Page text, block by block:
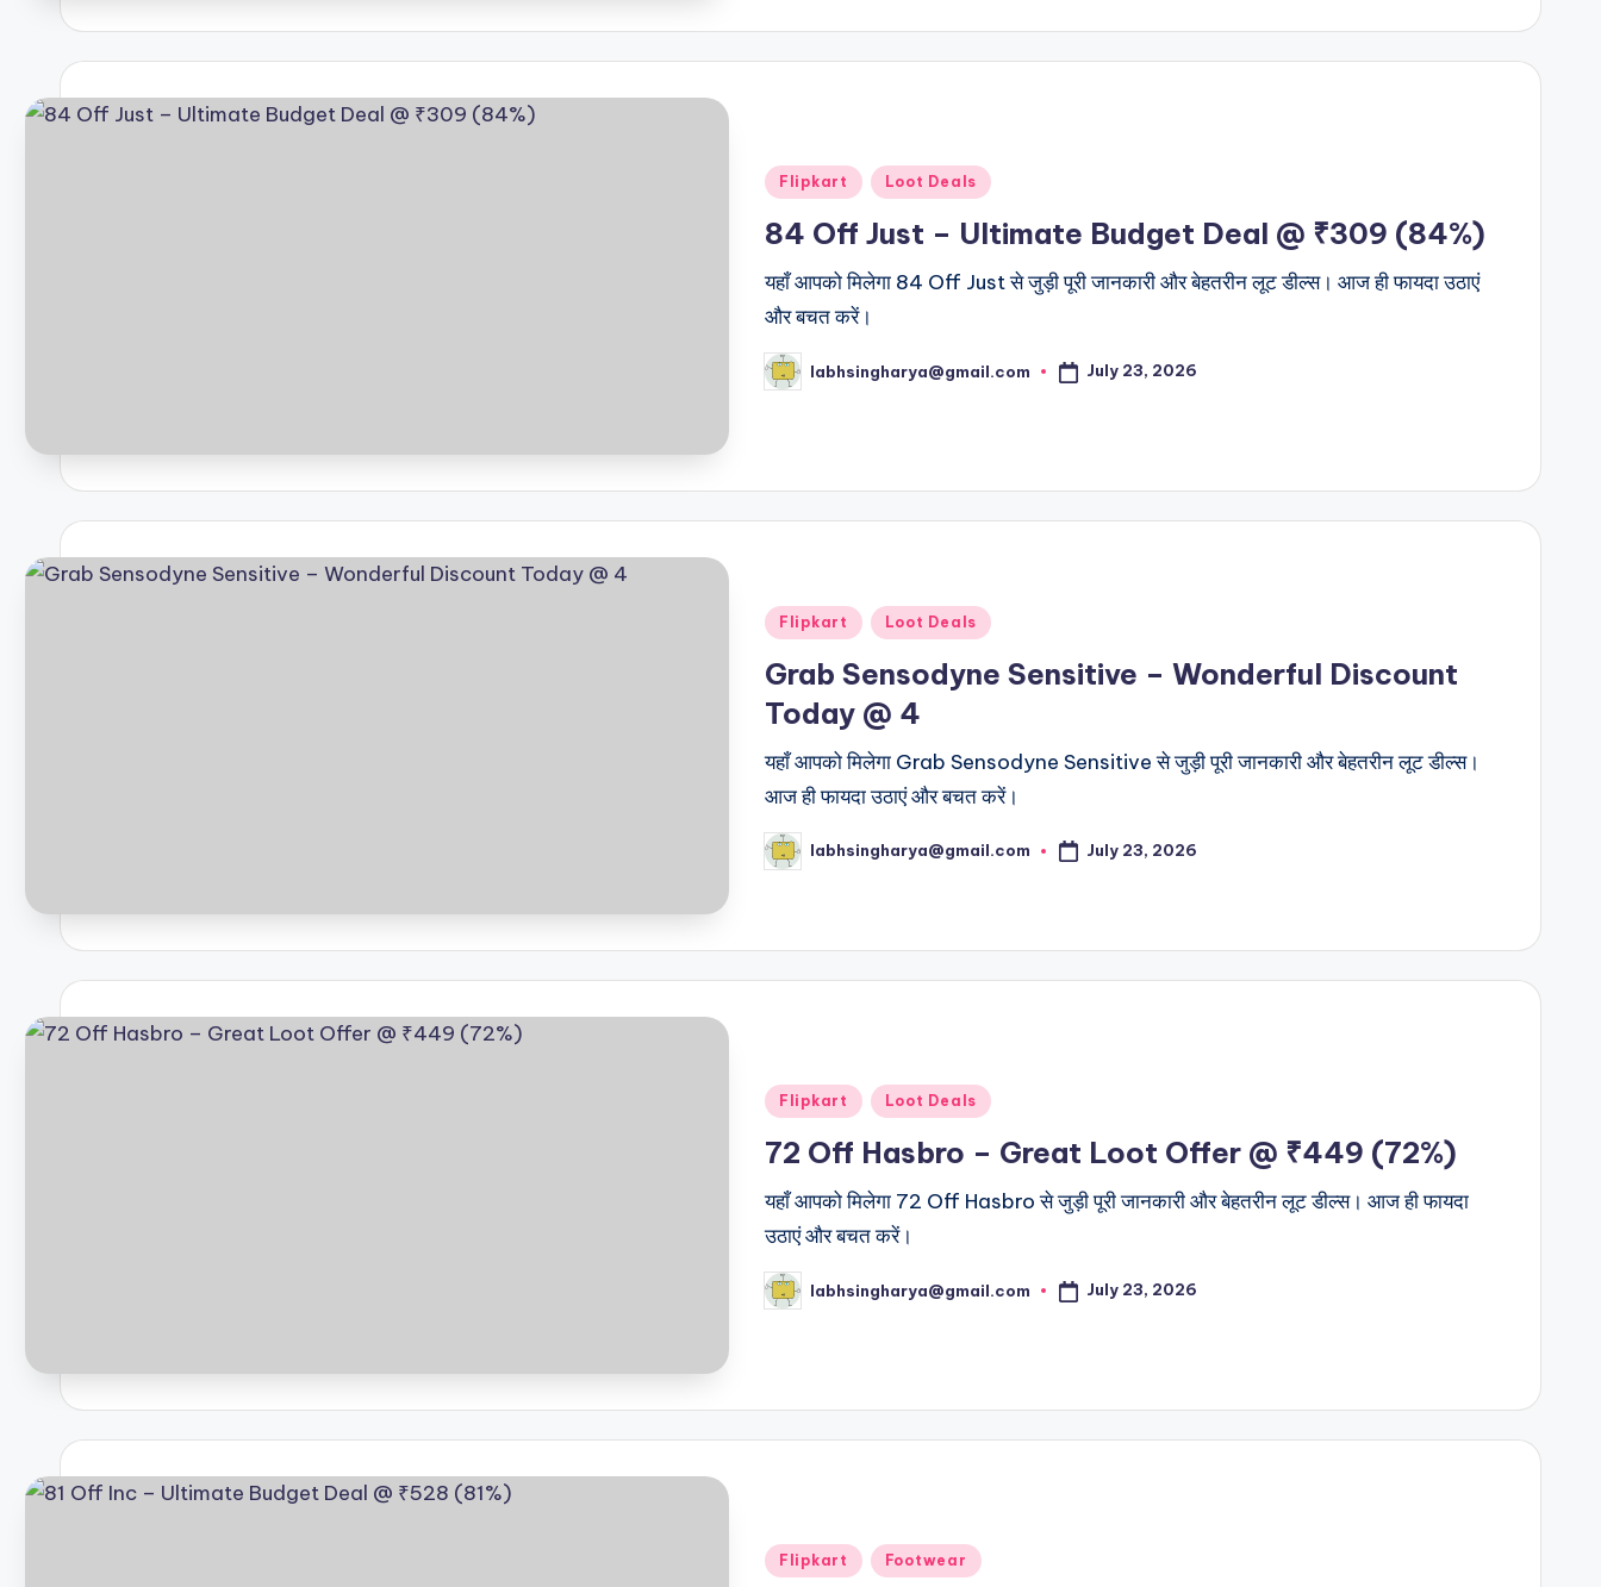
Posted
Flipkart Loot Deals
84 Off Just – Ultimate Budget Deal @ ₹309 (84%)
यहाँ आपको मिलेगा 84 Off Just से जुड़ी पूरी जानकारी और बेहतरीन लूट डील्स। आज ही फायदा उठाएं
और बचत करें।
Posted
by
labhsingharya@gmail.com July 23, 2026
Posted
Flipkart Loot Deals
Grab Sensodyne Sensitive – Wonderful Discount
Today @ 4
यहाँ आपको मिलेगा Grab Sensodyne Sensitive से जुड़ी पूरी जानकारी और बेहतरीन लूट डील्स।
आज ही फायदा उठाएं और बचत करें।
Posted
by
labhsingharya@gmail.com July 23, 2026
Posted
Flipkart Loot Deals
72 Off Hasbro – Great Loot Offer @ ₹449 (72%)
यहाँ आपको मिलेगा 72 Off Hasbro से जुड़ी पूरी जानकारी और बेहतरीन लूट डील्स। आज ही फायदा
उठाएं और बचत करें।
Posted
by
labhsingharya@gmail.com July 23, 2026
Posted
Flipkart Footwear